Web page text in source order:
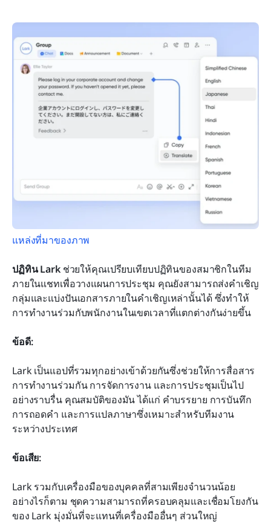
แหล่งที่มาของภาพ
ปฏิทิน Lark ช่วยให้คุณเปรียบเทียบปฏิทินของสมาชิกในทีม
ภายในแชทเพื่อวางแผนการประชุม คุณยังสามารถส่งคำเชิญ
กลุ่มและแบ่งปันเอกสารภายในคำเชิญเหล่านั้นได้ ซึ่งทำให้
การทำงานร่วมกับพนักงานในเขตเวลาที่แตกต่างกันง่ายขึ้น
ข้อดี:
Lark เป็นแอปที่รวมทุกอย่างเข้าด้วยกันซึ่งช่วยให้การสื่อสาร
การทำงานร่วมกัน การจัดการงาน และการประชุมเป็นไป
อย่างราบรื่น คุณสมบัติของมัน ได้แก่ คำบรรยาย การบันทึก
การถอดคำ และการแปลภาษาซึ่งเหมาะสำหรับทีมงาน
ระหว่างประเทศ
ข้อเสีย:
Lark รวมกับเครื่องมือของบุคคลที่สามเพียงจำนวนน้อย
อย่างไรก็ตาม ชุดความสามารถที่ครอบคลุมและเชื่อมโยงกัน
ของ Lark มุ่งมั่นที่จะแทนที่เครื่องมืออื่นๆ ส่วนใหญ่